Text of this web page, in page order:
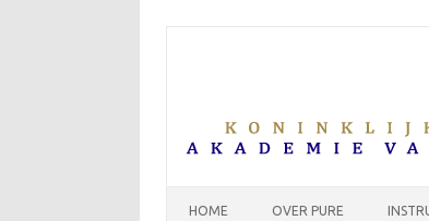
HOME OVER PURE